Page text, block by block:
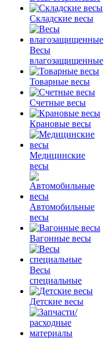
Складские весы
Весы
влагозащищенные
Товарные весы
Счетные весы
Крановые весы
Медицинские
весы
Автомобильные
весы
Вагонные весы
Весы
специальные
Детские весы